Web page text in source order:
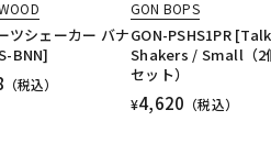
ツシェーカー バナ
BNN]
（税込）
GON BOPS
GON-PSHS1PR
Shakers / Small（2
セット）
¥4,620 （税込）